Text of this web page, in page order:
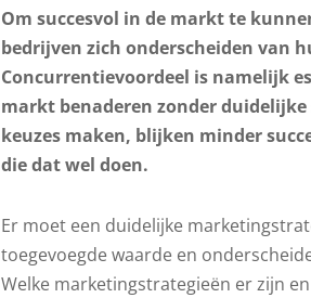
Om succesvol in de markt te
bedrijven zich onderscheiden van
Concurrentievoordeel is namelijk
markt benaderen zonder
keuzes maken, blijken minder
die dat wel doen.
Er moet een duidelijke
toegevoegde waarde en
Welke marketingstrategieën er zijn